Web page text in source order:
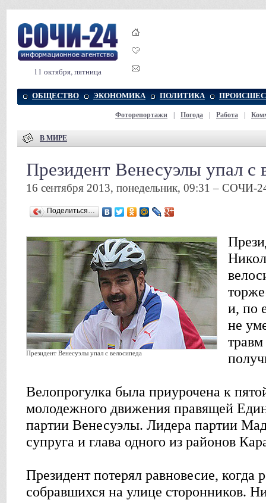
11 октября, пятница
ОБЩЕСТВО ЭКОНОМИКА ПОЛИТИКА
Фоторепортажи Погода Работа
В МИРЕ
Президент Венесуэлы упал с
16 сентября 2013, понедельник, 09:31 – СОЧИ-
Поделиться…
Президент Венесуэлы упал с велосипеда
и, по
не
травм
Велопрогулка была приурочена к
молодежного движения правящей
партии Венесуэлы. Лидера партии
супруга и глава одного из районов
Президент потерял равновесие, когда
собравшихся на улице сторонников.